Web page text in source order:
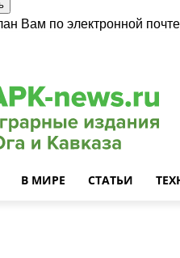
Вам по электронной
В МИРЕ СТАТЬИ